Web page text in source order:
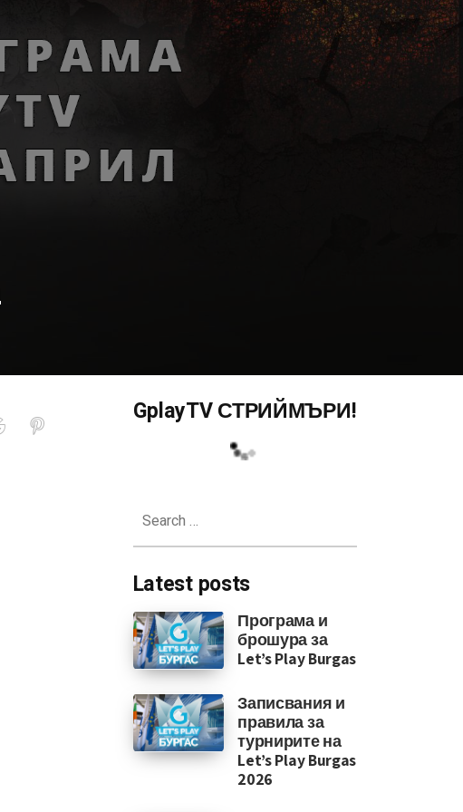
GplayTV СТРИЙМЪРИ!
for:
Latest posts
Програма и
брошура за
Let’s Play Burgas
Записвания и
правила за
турнирите на
Let’s Play Burgas
2026